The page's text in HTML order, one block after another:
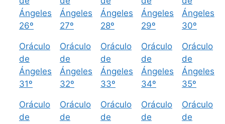
Ángeles
26º
Ángeles
27º
Ángeles
28º
Ángeles
29º
Ángeles
30º
Oráculo
de
Ángeles
31º
Oráculo
de
Ángeles
32º
Oráculo
de
Ángeles
33º
Oráculo
de
Ángeles
34º
Oráculo
de
Ángeles
35º
Oráculo
de
Oráculo
de
Oráculo
de
Oráculo
de
Oráculo
de